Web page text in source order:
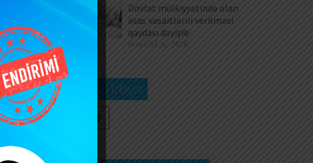
Dövlət mülkiyyətində olan
əsas vəsaitlərin verilməsi
qaydası dəyişib
AUGUST 5, 2026
Bizi izləyin